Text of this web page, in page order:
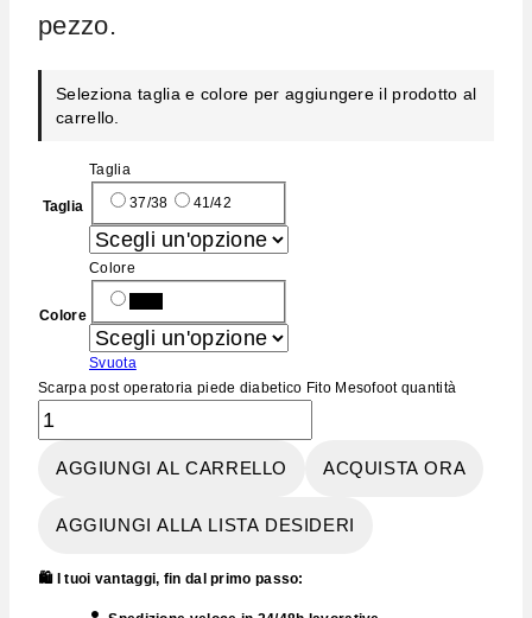
pezzo.
Seleziona taglia e colore per aggiungere il prodotto al
carrello.
Taglia
Taglia
37/38 41/42
Colore
Colore
Svuota
Scarpa post operatoria piede diabetico Fito Mesofoot quantità
AGGIUNGI AL CARRELLO ACQUISTA ORA
AGGIUNGI ALLA LISTA DESIDERI
🛍️ I tuoi vantaggi, fin dal primo passo: